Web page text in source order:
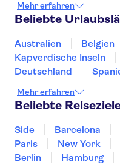
Puerto Colon
Cofete Beach
Dunes of Corralejo
Mehr erfahren
Beliebte
Australien Belgien
Kapverdische Inseln
Deutschland
Italien
Japan
Polen
Portugal
Mehr erfahren
Beliebte
Side Barcelona
Paris
New York
Berlin
Hamburg